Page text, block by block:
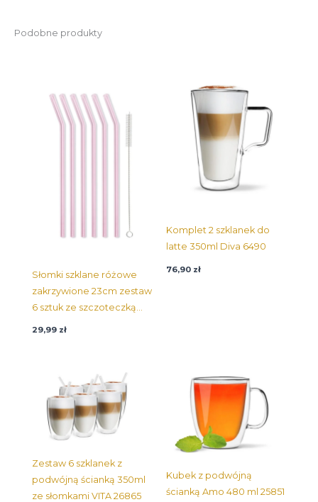
Podobne produkty
Słomki szklane różowe
zakrzywione 23cm zestaw
6 sztuk ze szczoteczką
29,99 zł
Komplet 2 szklanek do
latte 350ml Diva 6490
76,90 zł
Zestaw 6 szklanek z
podwójną ścianką 350ml
ze słomkami VITA 26865
Kubek z podwójną
ścianką Amo 480 ml 25851